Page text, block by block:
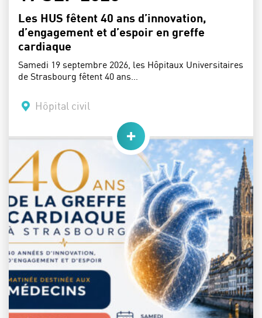
Les HUS fêtent 40 ans d’innovation,
d’engagement et d’espoir en greffe
cardiaque
Samedi 19 septembre 2026, les Hôpitaux Universitaires
de Strasbourg fêtent 40 ans…
Lieu :Hôpital civil